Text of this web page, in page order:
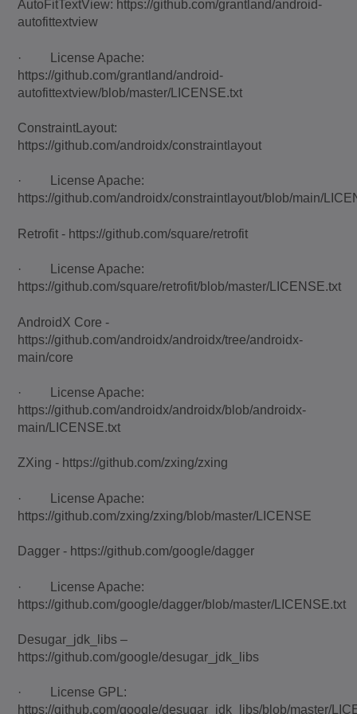
AutoFitTextView: https://github.com/grantland/android-
autofittextview
· License Apache:
https://github.com/grantland/android-
autofittextview/blob/master/LICENSE.txt
ConstraintLayout:
https://github.com/androidx/constraintlayout
· License Apache:
https://github.com/androidx/constraintlayout/blob/main/
Retrofit - https://github.com/square/retrofit
· License Apache:
https://github.com/square/retrofit/blob/master/LICENSE.txt
AndroidX Core -
https://github.com/androidx/androidx/tree/androidx-
main/core
· License Apache:
https://github.com/androidx/androidx/blob/androidx-
main/LICENSE.txt
ZXing - https://github.com/zxing/zxing
· License Apache:
https://github.com/zxing/zxing/blob/master/LICENSE
Dagger - https://github.com/google/dagger
· License Apache:
https://github.com/google/dagger/blob/master/LICENSE.txt
Desugar_jdk_libs –
https://github.com/google/desugar_jdk_libs
· License GPL:
https://github.com/google/desugar_jdk_libs/blob/master/